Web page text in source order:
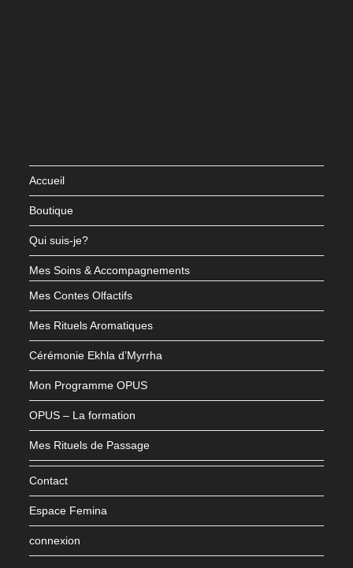
Accueil
Boutique
Qui suis-je?
Mes Soins & Accompagnements
Mes Contes Olfactifs
Mes Rituels Aromatiques
Cérémonie Ekhla d’Myrrha
Mon Programme OPUS
OPUS – La formation
Mes Rituels de Passage
Contact
Espace Femina
connexion